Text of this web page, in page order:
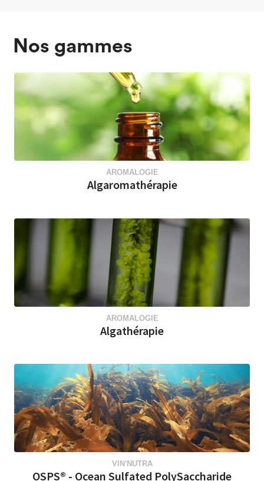
Nos gammes
AROMALOGIE
Algaromathérapie
AROMALOGIE
Algathérapie
VIN'NUTRA
OSPS® - Ocean Sulfated PolySaccharide